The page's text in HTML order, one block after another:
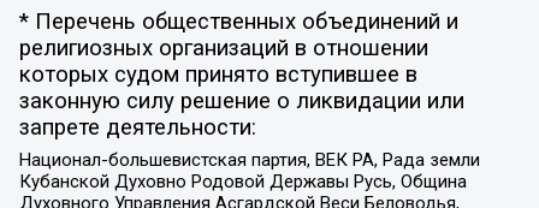
* Перечень общественных объединений и
религиозных организаций в отношении
которых судом принято вступившее в
законную силу решение о ликвидации или
запрете деятельности:
Национал-большевистская партия, ВЕК РА, Рада земли
Кубанской Духовно Родовой Державы Русь, Община
Духовного Управления Асгардской Веси Беловодья,